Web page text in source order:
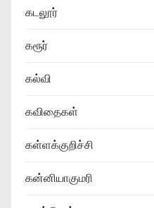
கடலூர்
கரூர்
கல்வி
கவிதைகள்
கள்ளக்குறிச்சி
கன்னியாகுமரி